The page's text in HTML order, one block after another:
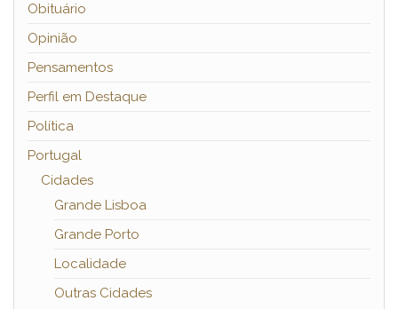
Obituário
Opinião
Pensamentos
Perfil em Destaque
Política
Portugal
Cidades
Grande Lisboa
Grande Porto
Localidade
Outras Cidades